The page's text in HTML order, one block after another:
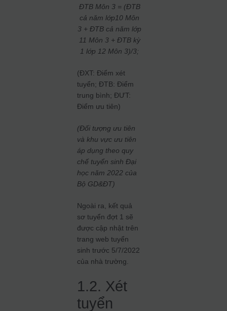
ĐTB Môn 3 = (ĐTB
cả năm lớp10 Môn
3 + ĐTB cả năm lớp
11 Môn 3 + ĐTB kỳ
1 lớp 12 Môn 3)/3;
(ĐXT: Điểm xét
tuyển; ĐTB: Điểm
trung bình; ĐƯT:
Điểm ưu tiên)
(Đối tượng ưu tiên
và khu vực ưu tiên
áp dụng theo quy
chế tuyển sinh Đại
học năm 2022 của
Bộ GD&ĐT)
Ngoài ra, kết quả
sơ tuyển đợt 1 sẽ
được cập nhật trên
trang web tuyển
sinh trước 5/7/2022
của nhà trường.
1.2. Xét
tuyển